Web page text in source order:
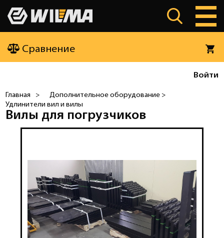
Сравнение
Войти
Главная >
Дополнительное оборудование >
Удлинители вил и вилы
Вилы для погрузчиков